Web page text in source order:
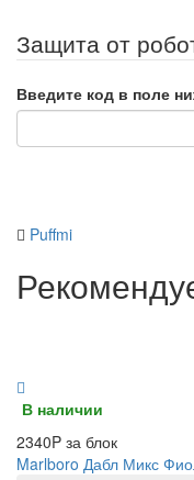
Защита от
Введите код в поле
Puffmi
В наличии
2340P за блок
Marlboro Дабл Микс